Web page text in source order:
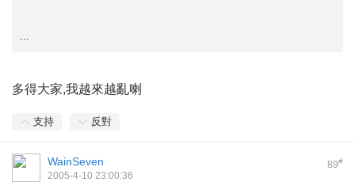
多得大家,我越來越亂喇
支持 反對
89#
WainSeven
2005-4-10 23:00:36